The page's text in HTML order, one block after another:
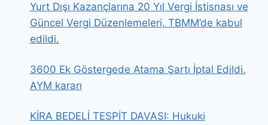
Yurt Dışı Kazançlarına 20 Yıl Vergi İstisnası ve
Güncel Vergi Düzenlemeleri, TBMM’de kabul
edildi.
3600 Ek Göstergede Atama Şartı İptal Edildi.
AYM kararı
KİRA BEDELİ TESPİT DAVASI: Hukuki